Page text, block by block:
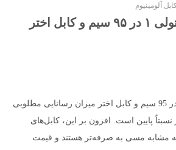
آلومینیوم
اختر
کابل آلومینیوم مفتولی 1 در 95 سیم و کابل اختر میزان رسانایی مطلوبی
پایین است. افزون بر این، کابل‌های
مشابه مسی به صرفه‌تر هستند و قیمت